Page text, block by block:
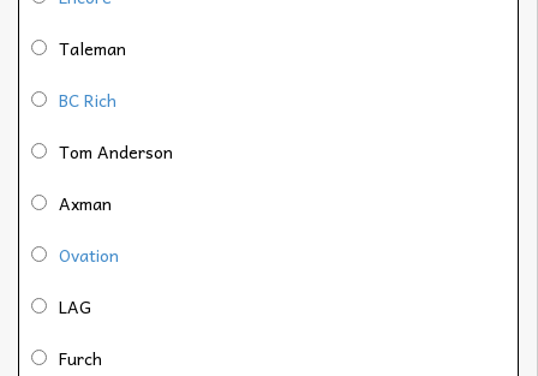
Taleman
BC Rich
Tom Anderson
Axman
Ovation
LAG
Furch